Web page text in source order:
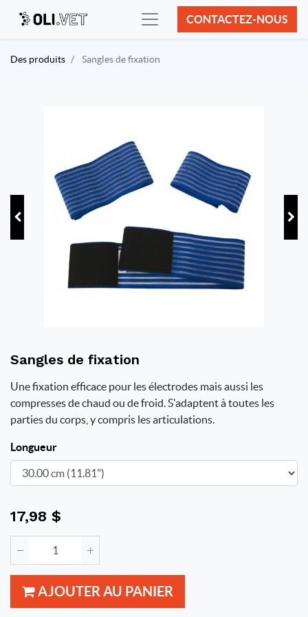
CONTACTEZ-NOUS
Des produits Sangles de fixation
Sangles de fixation
Une fixation efficace pour les électrodes mais aussi les
compresses de chaud ou de froid. S'adaptent à toutes les
parties du corps, y compris les articulations.
Longueur
17,98 $
AJOUTER AU PANIER